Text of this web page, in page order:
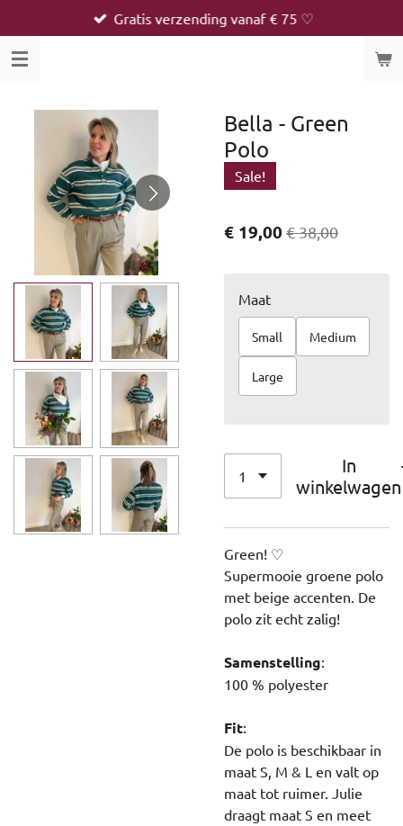
direct
naar
Gratis verzending vanaf € 75 ♡
Bella - Green
Polo
Sale!
€ 19,00€ 38,00
Maat
Small Medium
Large
In
winkelwagen
Green! ♡
Supermooie groene polo
met beige accenten. De
polo zit echt zalig!
Samenstelling:
100 % polyester
Fit:
De polo is beschikbaar in
maat S, M & L en valt op
maat tot ruimer. Julie
draagt maat S en meet